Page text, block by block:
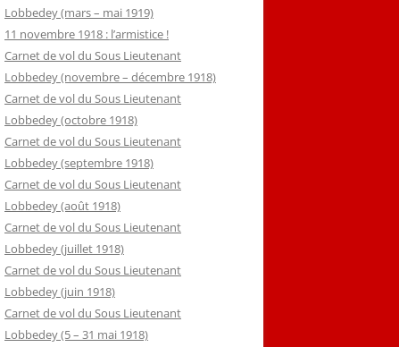
Lobbedey (mars – mai 1919)
11 novembre 1918 : l’armistice !
Carnet de vol du Sous Lieutenant
Lobbedey (novembre – décembre 1918)
Carnet de vol du Sous Lieutenant
Lobbedey (octobre 1918)
Carnet de vol du Sous Lieutenant
Lobbedey (septembre 1918)
Carnet de vol du Sous Lieutenant
Lobbedey (août 1918)
Carnet de vol du Sous Lieutenant
Lobbedey (juillet 1918)
Carnet de vol du Sous Lieutenant
Lobbedey (juin 1918)
Carnet de vol du Sous Lieutenant
Lobbedey (5 – 31 mai 1918)